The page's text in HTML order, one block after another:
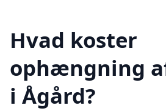
Hvad koster
ophængning
i Ågård?